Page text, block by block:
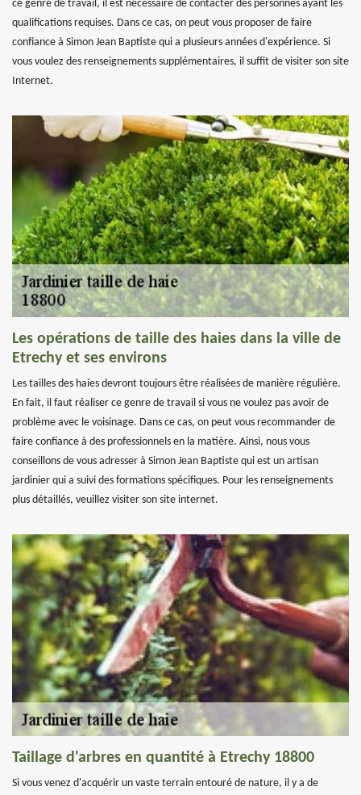
ce genre de travail, il est nécessaire de contacter des personnes ayant les
qualifications requises. Dans ce cas, on peut vous proposer de faire
confiance à Simon Jean Baptiste qui a plusieurs années d'expérience. Si
vous voulez des renseignements supplémentaires, il suffit de visiter son site
Internet.
Les opérations de taille des haies dans la ville de
Etrechy et ses environs
Les tailles des haies devront toujours être réalisées de manière régulière.
En fait, il faut réaliser ce genre de travail si vous ne voulez pas avoir de
problème avec le voisinage. Dans ce cas, on peut vous recommander de
faire confiance à des professionnels en la matière. Ainsi, nous vous
conseillons de vous adresser à Simon Jean Baptiste qui est un artisan
jardinier qui a suivi des formations spécifiques. Pour les renseignements
plus détaillés, veuillez visiter son site internet.
Taillage d'arbres en quantité à Etrechy 18800
Si vous venez d'acquérir un vaste terrain entouré de nature, il y a de